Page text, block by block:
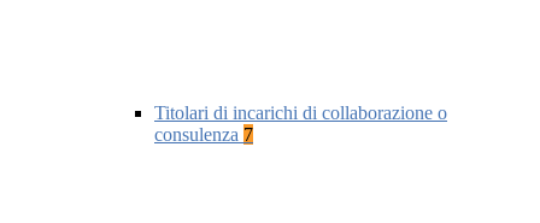
Titolari di incarichi di collaborazione o
consulenza 7